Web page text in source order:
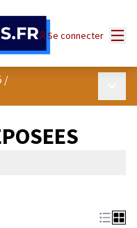
Se connecter
/